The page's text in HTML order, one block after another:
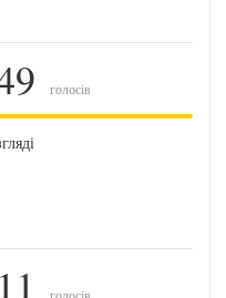
голосів